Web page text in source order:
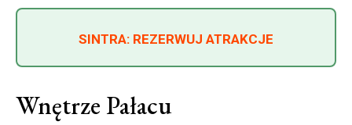
SINTRA: REZERWUJ ATRAKCJE
Wnętrze Pałacu